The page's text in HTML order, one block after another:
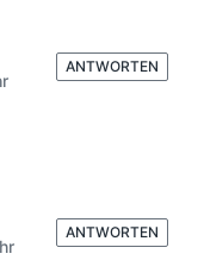
ANTWORTEN
ANTWORTEN